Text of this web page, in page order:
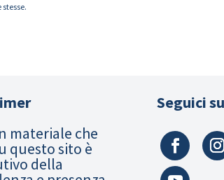
materiale che
questo sito è
della
Seguici